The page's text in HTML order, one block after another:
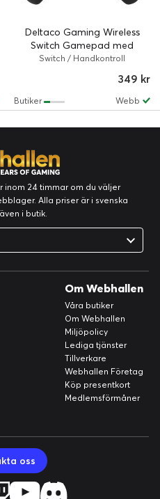
Deltaco Gaming Wireless
Switch Gamepad med
Bluetooth 5.1
Switch / Handkontroll
349 kr
Webb
Butiker
inom 24 timmar om du väljer
Alla priser är i svenska
i butik.
Om Webhallen
Våra butiker
Om Webhallen
Miljöpolicy
Lediga tjänster
Tillverkare
Webhallen Företag
Köp presentkort
Medlemsförmåner
oss